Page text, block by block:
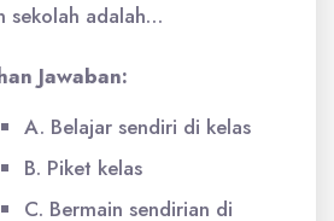
sekolah adalah…
Jawaban:
A. Belajar sendiri di kelas
B. Piket kelas
C. Bermain sendirian di